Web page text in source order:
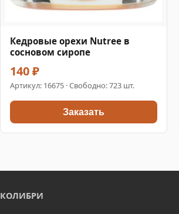
Кедровые орехи Nutree в
сосновом сиропе
140 ₽
Артикул: 16675 · Свободно: 723 шт.
Заказать
КОЛИБРИ